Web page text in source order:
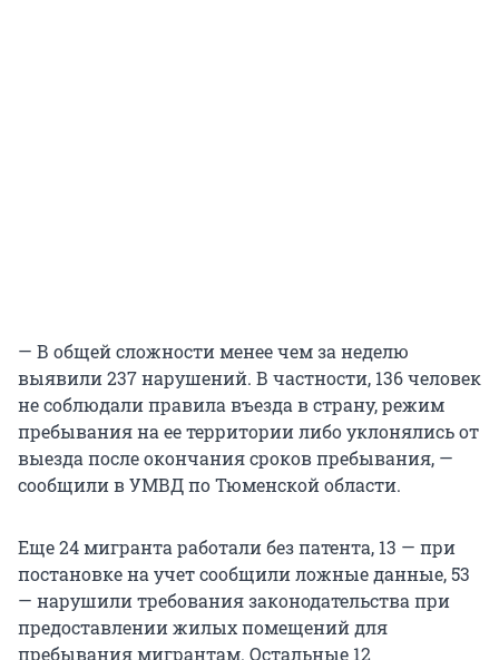
— В общей сложности менее чем за неделю
выявили 237 нарушений. В частности, 136 человек
не соблюдали правила въезда в страну, режим
пребывания на ее территории либо уклонялись от
выезда после окончания сроков пребывания, —
сообщили в УМВД по Тюменской области.
Еще 24 мигранта работали без патента, 13 — при
постановке на учет сообщили ложные данные, 53
— нарушили требования законодательства при
предоставлении жилых помещений для
пребывания мигрантам. Остальные 12